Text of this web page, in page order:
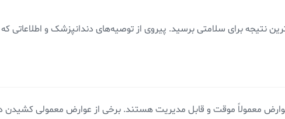
نتیجه برای سلامتی برسید. پیروی از توصیه‌های دندانپزشک و اطلاعاتی
معمولاً موقت و قابل مدیریت هستند. برخی از عوارض معمولی کشیدن